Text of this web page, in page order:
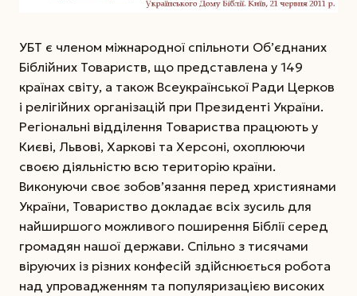
УБТ є членом міжнародної спільноти Об’єднаних
Біблійних Товариств, що представлена у 149
країнах світу, а також Всеукраїнської Ради Церков
і релігійних організацій при Президенті України.
Регіональні відділення Товариства працюють у
Києві, Львові, Харкові та Херсоні, охоплюючи
своєю діяльністю всю територію країни.
Виконуючи своє зобов’язання перед християнами
України, Товариство докладає всіх зусиль для
найширшого можливого поширення Біблії серед
громадян нашої держави. Спільно з тисячами
віруючих із різних конфесій здійснюється робота
над упровадженням та популяризацією високих